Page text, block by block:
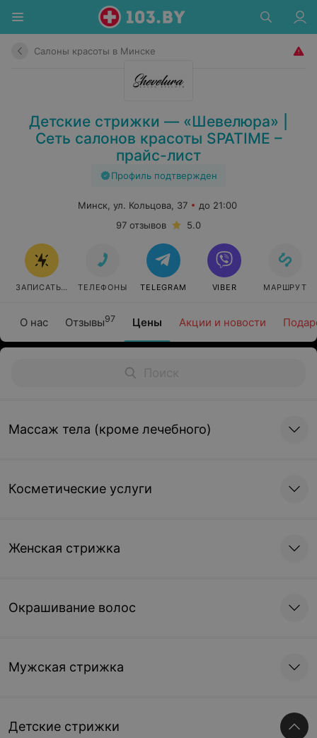
Салоны красоты в Минске
Детские стрижки — «Шевелюра» |
Сеть салонов красоты SPATIME –
прайс-лист
Профиль подтвержден
О нас Отзывы97 Цены Акции и новости
Минск, ул. Кольцова, 37
до 21:00
97 отзывов
5.0
ЗАПИСАТЬСЯ ТЕЛЕФОНЫ TELEGRAM VIBER МАРШРУТ
Массаж тела (кроме лечебного)
Косметические услуги
Женская стрижка
Окрашивание волос
Мужская стрижка
Детские стрижки